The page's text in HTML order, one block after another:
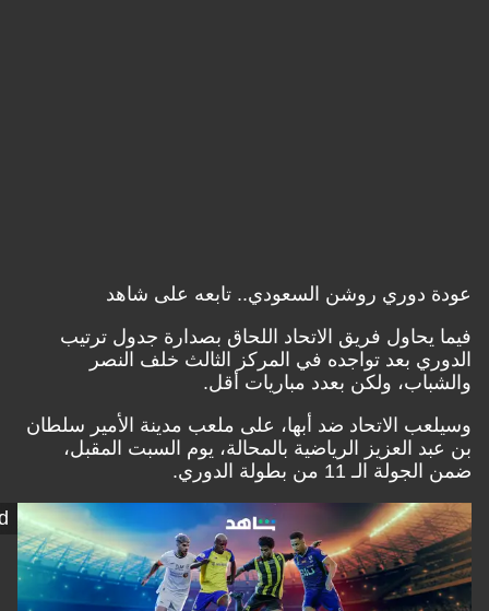
روشن السعودي.. تابعه على شاهد
فريق الاتحاد اللحاق بصدارة جدول ترتيب
بعد تواجده في المركز الثالث خلف النصر
ولكن بعدد مباريات أقل.
الاتحاد ضد أبها، على ملعب مدينة الأمير سلطان
العزيز الرياضية بالمحالة، يوم السبت المقبل،
11 من بطولة الدوري.
Shahid